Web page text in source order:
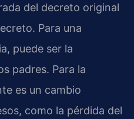
del decreto original
Para una
puede ser la
padres. Para la
es un cambio
como la pérdida del